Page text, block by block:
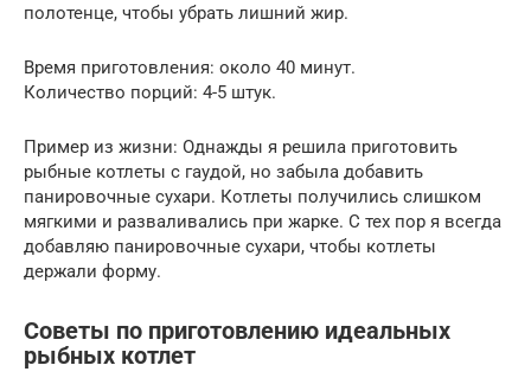
полотенце, чтобы убрать лишний жир.
Время приготовления: около 40 минут.
Количество порций: 4-5 штук.
Пример из жизни: Однажды я решила приготовить
рыбные котлеты с гаудой, но забыла добавить
панировочные сухари. Котлеты получились слишком
мягкими и разваливались при жарке. С тех пор я всегда
добавляю панировочные сухари, чтобы котлеты
держали форму.
Советы по приготовлению идеальных
рыбных котлет